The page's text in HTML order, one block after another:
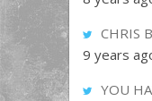
CHRIS
9 years
YOU